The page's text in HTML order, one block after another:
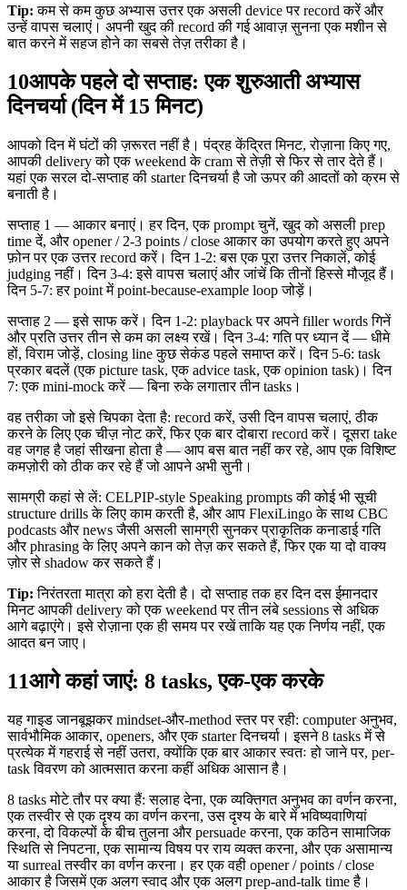
Tip: कम से कम कुछ अभ्यास उत्तर एक असली device पर record करें और
उन्हें वापस चलाएं। अपनी खुद की record की गई आवाज़ सुनना एक मशीन से
बात करने में सहज होने का सबसे तेज़ तरीका है।
10आपके पहले दो सप्ताह: एक शुरुआती अभ्यास
दिनचर्या (दिन में 15 मिनट)
आपको दिन में घंटों की ज़रूरत नहीं है। पंद्रह केंद्रित मिनट, रोज़ाना किए गए,
आपकी delivery को एक weekend के cram से तेज़ी से फिर से तार देते हैं।
यहां एक सरल दो-सप्ताह की starter दिनचर्या है जो ऊपर की आदतों को क्रम से
बनाती है।
सप्ताह 1 — आकार बनाएं। हर दिन, एक prompt चुनें, खुद को असली prep
time दें, और opener / 2-3 points / close आकार का उपयोग करते हुए अपने
फ़ोन पर एक उत्तर record करें। दिन 1-2: बस एक पूरा उत्तर निकालें, कोई
judging नहीं। दिन 3-4: इसे वापस चलाएं और जांचें कि तीनों हिस्से मौजूद हैं।
दिन 5-7: हर point में point-because-example loop जोड़ें।
सप्ताह 2 — इसे साफ करें। दिन 1-2: playback पर अपने filler words गिनें
और प्रति उत्तर तीन से कम का लक्ष्य रखें। दिन 3-4: गति पर ध्यान दें — धीमे
हों, विराम जोड़ें, closing line कुछ सेकंड पहले समाप्त करें। दिन 5-6: task
प्रकार बदलें (एक picture task, एक advice task, एक opinion task)। दिन
7: एक mini-mock करें — बिना रुके लगातार तीन tasks।
वह तरीका जो इसे चिपका देता है: record करें, उसी दिन वापस चलाएं, ठीक
करने के लिए एक चीज़ नोट करें, फिर एक बार दोबारा record करें। दूसरा take
वह जगह है जहां सीखना होता है — आप बस बात नहीं कर रहे, आप एक विशिष्ट
कमज़ोरी को ठीक कर रहे हैं जो आपने अभी सुनी।
सामग्री कहां से लें: CELPIP-style Speaking prompts की कोई भी सूची
structure drills के लिए काम करती है, और आप FlexiLingo के साथ CBC
podcasts और news जैसी असली सामग्री सुनकर प्राकृतिक कनाडाई गति
और phrasing के लिए अपने कान को तेज़ कर सकते हैं, फिर एक या दो वाक्य
ज़ोर से shadow कर सकते हैं।
Tip: निरंतरता मात्रा को हरा देती है। दो सप्ताह तक हर दिन दस ईमानदार
मिनट आपकी delivery को एक weekend पर तीन लंबे sessions से अधिक
आगे बढ़ाएंगे। इसे रोज़ाना एक ही समय पर रखें ताकि यह एक निर्णय नहीं, एक
आदत बन जाए।
11आगे कहां जाएं: 8 tasks, एक-एक करके
यह गाइड जानबूझकर mindset-और-method स्तर पर रही: computer अनुभव,
सार्वभौमिक आकार, openers, और एक starter दिनचर्या। इसने 8 tasks में से
प्रत्येक में गहराई से नहीं उतरा, क्योंकि एक बार आकार स्वतः हो जाने पर, per-
task विवरण को आत्मसात करना कहीं अधिक आसान है।
8 tasks मोटे तौर पर क्या हैं: सलाह देना, एक व्यक्तिगत अनुभव का वर्णन करना,
एक तस्वीर से एक दृश्य का वर्णन करना, उस दृश्य के बारे में भविष्यवाणियां
करना, दो विकल्पों के बीच तुलना और persuade करना, एक कठिन सामाजिक
स्थिति से निपटना, एक सामान्य विषय पर राय व्यक्त करना, और एक असामान्य
या surreal तस्वीर का वर्णन करना। हर एक वही opener / points / close
आकार है जिसमें एक अलग स्वाद और एक अलग prep-and-talk time है।